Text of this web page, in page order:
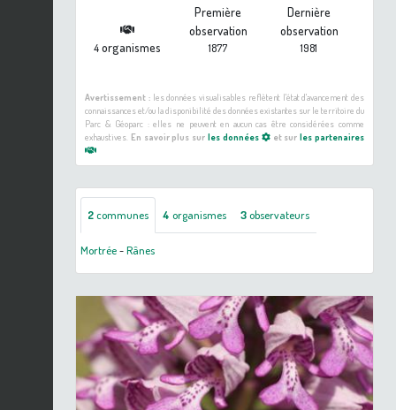
4organismes
Première
observation
1877
Dernière
observation
1981
Avertissement :les données visualisables reflètent l'état d'avancement des
connaissances et/ou la disponibilité des données existantes sur le territoire du
Parc & Géoparc : elles ne peuvent en aucun cas être considérées comme
exhaustives. En savoir plus sur les données et surles partenaires
2communes 4 organismes 3observateurs
Mortrée-Rânes